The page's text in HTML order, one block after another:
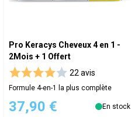
Pro Keracys Cheveux 4 en 1 -
2Mois + 1 Offert
22 avis
Formule 4-en-1 la plus complète
37,90 € En stock